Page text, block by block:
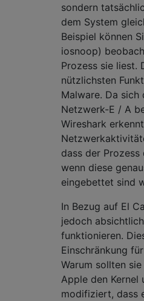
sondern
dem System
Beispiel können
iosnoop)
Prozess sie liest.
nützlichsten
Malware. Da sich
Netzwerk-E / A
Wireshark
dass der
wenn diese
eingebettet sind
In Bezug auf El
jedoch
funktionieren.
Einschränkung
Warum sollten
Apple den Kernel
modifiziert, dass